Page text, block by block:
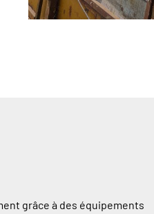
grâce à des équipements